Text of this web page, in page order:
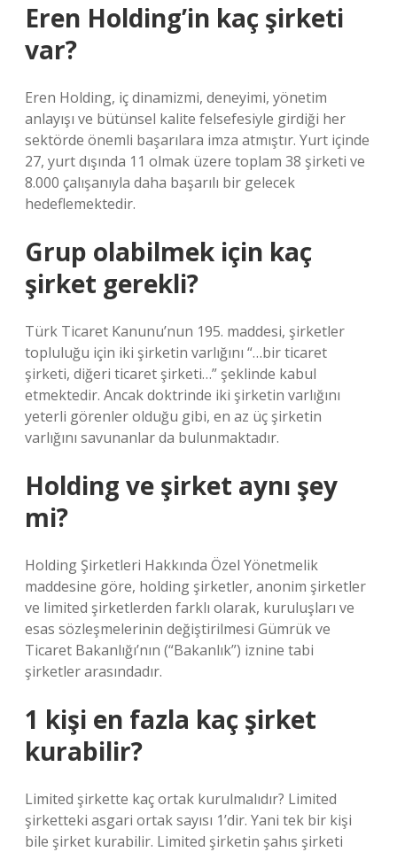
Eren Holding’in kaç şirketi
var?
Eren Holding, iç dinamizmi, deneyimi, yönetim
anlayışı ve bütünsel kalite felsefesiyle girdiği her
sektörde önemli başarılara imza atmıştır. Yurt içinde
27, yurt dışında 11 olmak üzere toplam 38 şirketi ve
8.000 çalışanıyla daha başarılı bir gelecek
hedeflemektedir.
Grup olabilmek için kaç
şirket gerekli?
Türk Ticaret Kanunu’nun 195. maddesi, şirketler
topluluğu için iki şirketin varlığını “…bir ticaret
şirketi, diğeri ticaret şirketi…” şeklinde kabul
etmektedir. Ancak doktrinde iki şirketin varlığını
yeterli görenler olduğu gibi, en az üç şirketin
varlığını savunanlar da bulunmaktadır.
Holding ve şirket aynı şey
mi?
Holding Şirketleri Hakkında Özel Yönetmelik
maddesine göre, holding şirketler, anonim şirketler
ve limited şirketlerden farklı olarak, kuruluşları ve
esas sözleşmelerinin değiştirilmesi Gümrük ve
Ticaret Bakanlığı’nın (“Bakanlık”) iznine tabi
şirketler arasındadır.
1 kişi en fazla kaç şirket
kurabilir?
Limited şirkette kaç ortak kurulmalıdır? Limited
şirketteki asgari ortak sayısı 1’dir. Yani tek bir kişi
bile şirket kurabilir. Limited şirketin şahıs şirketi